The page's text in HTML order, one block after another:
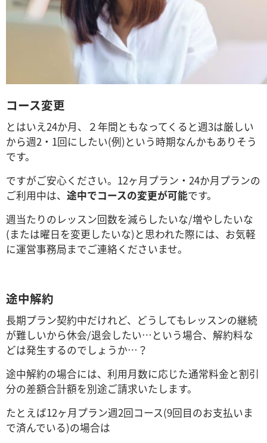
コース変更
とはいえ24か月、２年間ともなってくると週3は厳しい
から週2・1回にしたい(例)という時期なんかもありそう
です。
ですがご安心ください。12ヶ月プラン・24か月プランの
ご利用中は、 途中でコースの変更が可能です。
週当たりのレッスン回数を減らしたいな/増やしたいな
(または曜日を変更したいな)と思われた際には、お気軽
に運営事務局までご連絡くださいませ。
途中解約
長期プラン契約中だけれど、どうしてもレッスンの継続
が難しいから休会/退会したい…という場合、解約料な
どは発生するのでしょうか…？
途中解約の場合には、利用月数に応じた通常料金と割引
分の差額合計額を別途ご請求いたします。
たとえば12ヶ月プラン週2回コース(9回目のお支払いま
で済んでいる)の場合は